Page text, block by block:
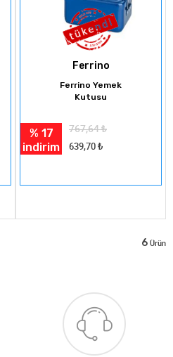
Ferrino
Ferrino Yemek
Kutusu
% 17
indirim
767,64₺
639,70 ₺
6 Ürün